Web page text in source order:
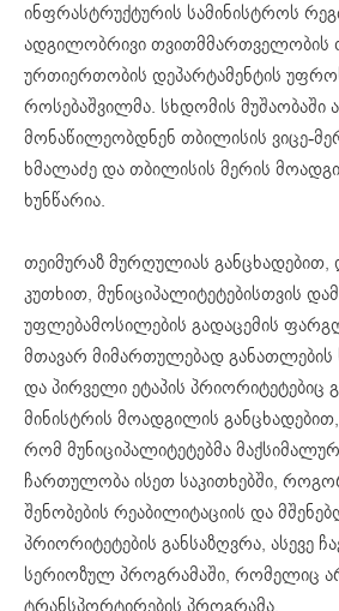
ინფრასტრუქტურის სამინისტროს
ადგილობრივი თვითმმართველობის
ურთიერთობის დეპარტამენტის
როსებაშვილმა. სხდომის მუშაობაში
მონაწილეობდნენ თბილისის ვიცე-
ხმალაძე და თბილისის მერის
ხუნწარია.
თეიმურაზ მურღულიას განცხადებით,
კუთხით, მუნიციპალიტეტებისთვის
უფლებამოსილების გადაცემის
მთავარ მიმართულებად განათლების
და პირველი ეტაპის პრიორიტეტებიც
მინისტრის მოადგილის განცხადებით,
რომ მუნიციპალიტეტებმა
ჩართულობა ისეთ საკითხებში,
შენობების რეაბილიტაციის და
პრიორიტეტების განსაზღვრა, ასევე
სერიოზულ პროგრამაში, რომელიც